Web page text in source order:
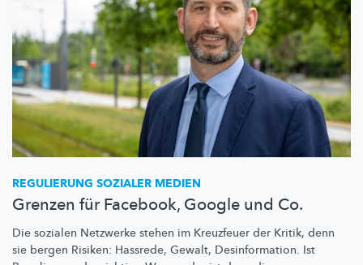
REGULIERUNG SOZIALER MEDIEN
Grenzen für Facebook, Google und Co.
Die sozialen Netzwerke stehen im Kreuzfeuer der Kritik, denn
sie bergen Risiken: Hassrede, Gewalt, Desinformation. Ist